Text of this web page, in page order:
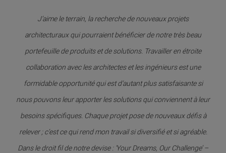
J’aime le terrain, la recherche de nouveaux projets
architecturaux qui pourraient bénéficier de notre très beau
portefeuille de produits et de solutions. Travailler en étroite
collaboration avec les architectes et les ingénieurs est une
formidable opportunité qui est d’autant plus satisfaisante si
nous pouvons leur apporter les solutions qui conviennent à leur
besoins spécifiques. Chaque projet pose de nouveaux défis à
relever ; c’est ce qui rend mon travail si diversifié et si agréable.
Dans le droit fil de notre devise : ‘Your Dreams, Our Challenge’ –